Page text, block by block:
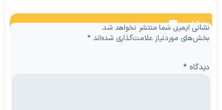
نظرات
نشانی ایمیل شما منتشر نخواهد شد.
بخش‌های موردنیاز علامت‌گذاری شده‌اند*
دیدگاه*